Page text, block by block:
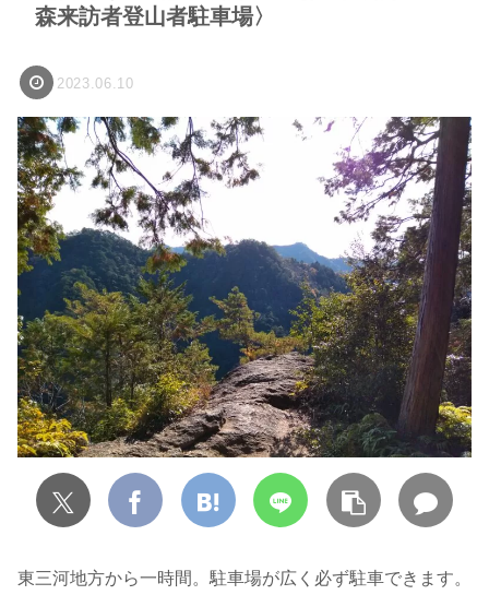
森来訪者登山者駐車場〉
2023.06.10
東三河地方から一時間。駐車場が広く必ず駐車できます。